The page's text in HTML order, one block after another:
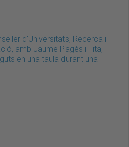
d'Universitats, Recerca i
amb Jaume Pagès i Fita,
en una taula durant una